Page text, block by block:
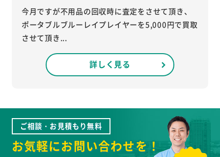
今月ですが不用品の回収時に査定をさせて頂き、
ポータブルブルーレイプレイヤーを5,000円で買取
させて頂き...
詳しく見る
ご相談・お見積もり無料
お気軽にお問い合わせを！